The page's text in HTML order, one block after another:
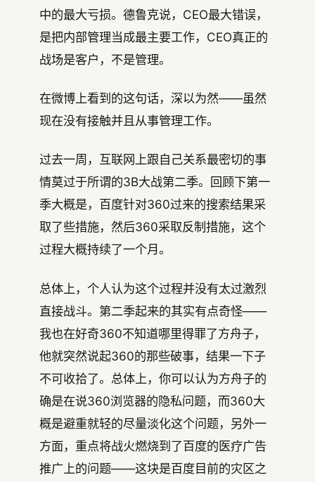
中的最大亏损。德鲁克说，CEO最大错误，
是把内部管理当成最主要工作，CEO真正的
战场是客户，不是管理。
在微博上看到的这句话，深以为然——虽然
现在没有接触并且从事管理工作。
过去一周，互联网上跟自己关系最密切的事
情莫过于所谓的3B大战第二季。回顾下第一
季大概是，百度针对360过来的搜索结果采
取了些措施，然后360采取反制措施，这个
过程大概持续了一个月。
总体上，个人认为这个过程并没有太过激烈
直接战斗。第二季起来的其实有点奇怪——
我也在好奇360不知道哪里得罪了方舟子，
他就突然说起360的那些破事，结果一下子
不可收拾了。总体上，你可以认为方舟子的
确是在说360浏览器的隐私问题，而360大
概是避重就轻的尽量淡化这个问题，另外一
方面，重点将战火燃烧到了百度的医疗广告
推广上的问题——这块是百度目前的灾区之